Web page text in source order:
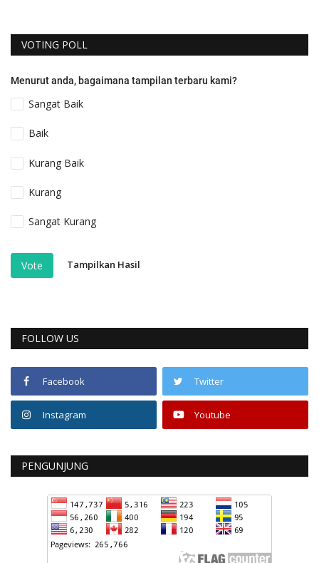
VOTING POLL
Menurut anda, bagaimana tampilan terbaru kami?
Sangat Baik
Baik
Kurang Baik
Kurang
Sangat Kurang
Vote Tampilkan Hasil
FOLLOW US
Facebook Twitter
Instagram Youtube
PENGUNJUNG